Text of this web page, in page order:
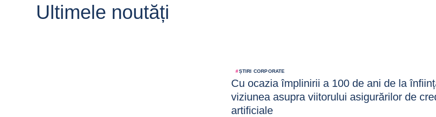
Ultimele noutăți
#ȘTIRI CORPORATE
Cu ocazia împlinirii a 100 de ani de la
viziunea asupra viitorului asigurărilor de
artificiale